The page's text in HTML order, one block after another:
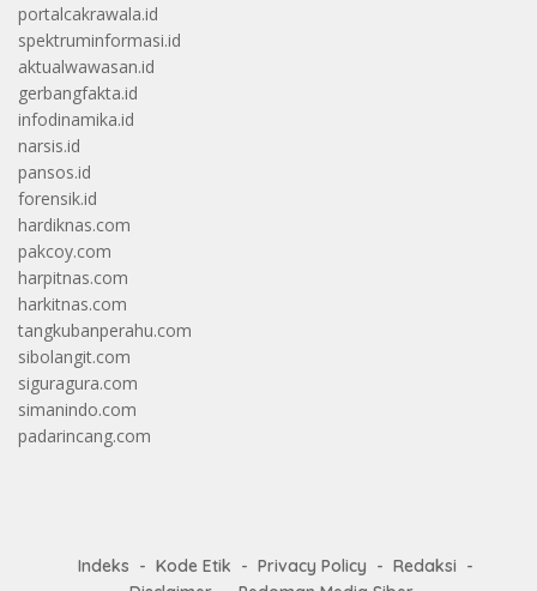
portalcakrawala.id
spektruminformasi.id
aktualwawasan.id
gerbangfakta.id
infodinamika.id
narsis.id
pansos.id
forensik.id
hardiknas.com
pakcoy.com
harpitnas.com
harkitnas.com
tangkubanperahu.com
sibolangit.com
siguragura.com
simanindo.com
padarincang.com
Indeks Kode Etik Privacy Policy
Redaksi